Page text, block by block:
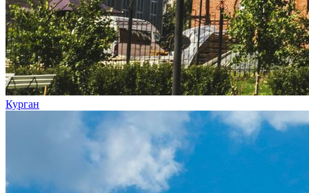
Курган